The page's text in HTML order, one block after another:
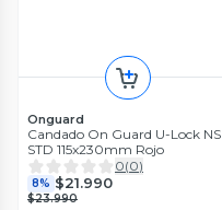
Onguard
Candado On Guard U-Lock NS
STD 115x230mm Rojo
0(0)
8% $21.990
$23.990